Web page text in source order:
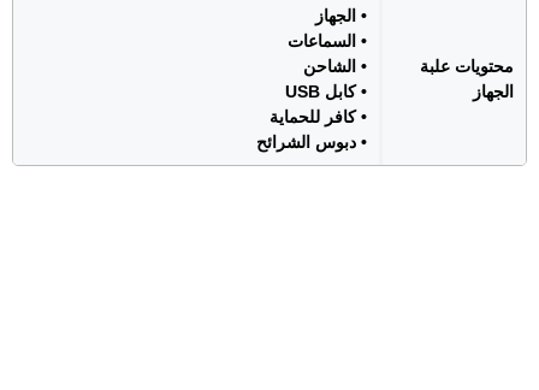
محتويات علبة
الجهاز
• الجهاز
• السماعات
• الشاحن
• كابل USB
• كافر للحماية
• دبوس الشرائح